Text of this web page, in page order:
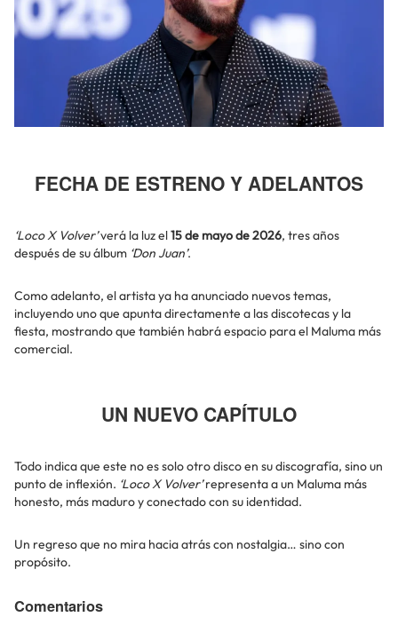
FECHA DE ESTRENO Y ADELANTOS
‘Loco X Volver’verá la luz el15 de mayo de 2026, tres años
después de su álbum ‘Don Juan’.
Como adelanto, el artista ya ha anunciado nuevos temas,
incluyendo uno que apunta directamente a las discotecas y la
fiesta, mostrando que también habrá espacio para el Maluma más
comercial.
UN NUEVO CAPÍTULO
Todo indica que este no es solo otro disco en su discografía, sino un
punto de inflexión. ‘Loco X Volver’representa a un Maluma más
honesto, más maduro y conectado con su identidad.
Un regreso que no mira hacia atrás con nostalgia… sino con
propósito.
Comentarios